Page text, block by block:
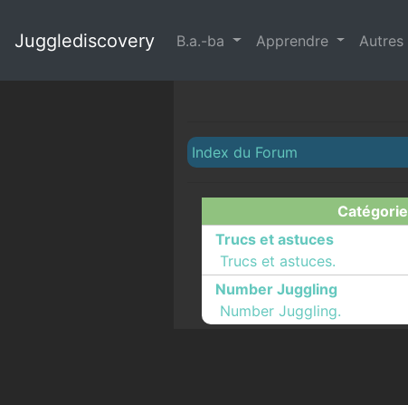
Jugglediscovery B.a.-ba Apprendre Autres
Index du Forum
Catégorie
Trucs et astuces
Trucs et astuces.
Number Juggling
Number Juggling.